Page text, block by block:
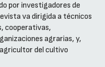
por investigadores de
va dirigida a técnicos
cooperativas,
agrarias, y,
del cultivo